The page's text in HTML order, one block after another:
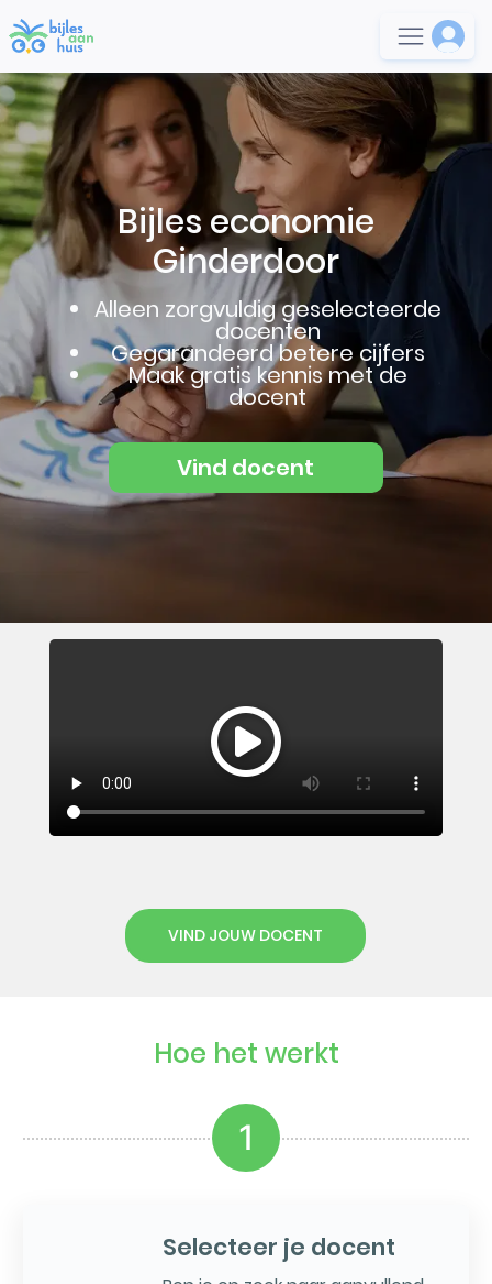
Bijles economie
Ginderdoor
Alleen zorgvuldig geselecteerde
docenten
Gegarandeerd betere cijfers
Maak gratis kennis met de
docent
Vind docent
VIND JOUW DOCENT
Hoe het werkt
1
Selecteer je docent